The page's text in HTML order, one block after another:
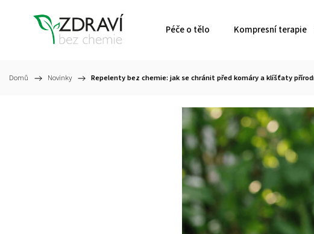
Péče o tělo Kompresní terapie
Domů / Novinky / Repelenty bez chemie: jak se chránit před komáry a klíšťaty